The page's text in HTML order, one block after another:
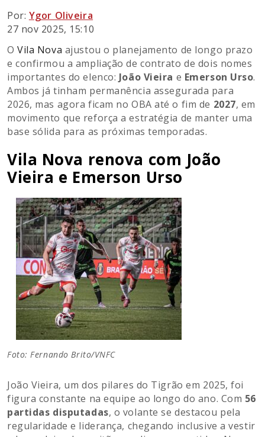
Por: Ygor Oliveira
27 nov 2025, 15:10
OVila Nova ajustou o planejamento de longo prazo
e confirmou a ampliação de contrato de dois nomes
importantes do elenco: João Vieira e Emerson Urso.
Ambos já tinham permanência assegurada para
2026, mas agora ficam no OBA até o fim de 2027, em
movimento que reforça a estratégia de manter uma
base sólida para as próximas temporadas.
Vila Nova renova com João
Vieira e Emerson Urso
Foto: Fernando Brito/VNFC
João Vieira, um dos pilares do Tigrão em 2025, foi
figura constante na equipe ao longo do ano. Com 56
partidas disputadas, o volante se destacou pela
regularidade e liderança, chegando inclusive a vestir